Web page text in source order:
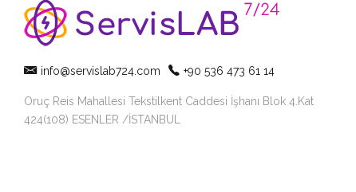
info@servislab724.com +90 536 473 61 14
Oruç Reis Mahallesi Tekstilkent Caddesi İşhanı Blok 4.Kat
424(108) ESENLER /İSTANBUL